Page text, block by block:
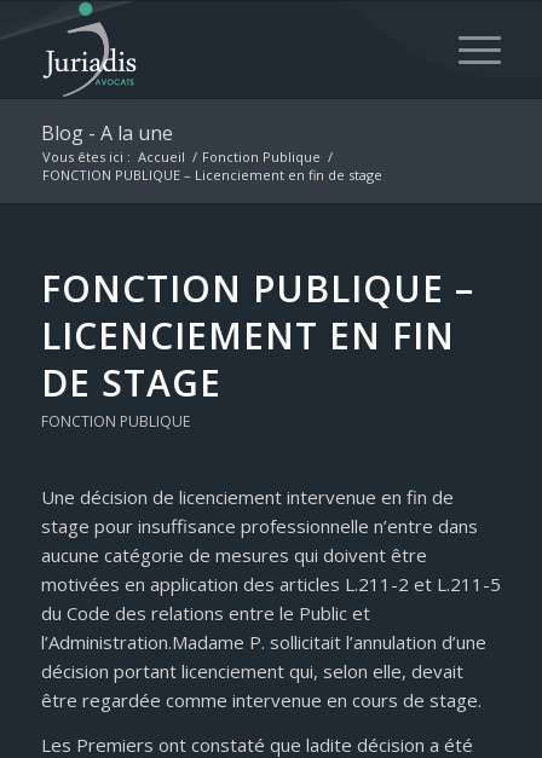
Blog - A la une
Vous êtes ici : Accueil / Fonction Publique /
FONCTION PUBLIQUE – Licenciement en fin de stage
FONCTION PUBLIQUE –
LICENCIEMENT EN FIN
DE STAGE
FONCTION PUBLIQUE
Une décision de licenciement intervenue en fin de
stage pour insuffisance professionnelle n’entre dans
aucune catégorie de mesures qui doivent être
motivées en application des articles L.211-2 et L.211-5
du Code des relations entre le Public et
l’Administration.Madame P. sollicitait l’annulation d’une
décision portant licenciement qui, selon elle, devait
être regardée comme intervenue en cours de stage.
Les Premiers ont constaté que ladite décision a été